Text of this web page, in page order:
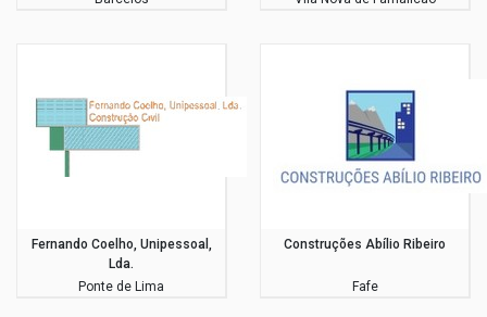
Fernando Coelho, Unipessoal,
Lda.
Ponte de Lima
Construções Abílio Ribeiro
Fafe